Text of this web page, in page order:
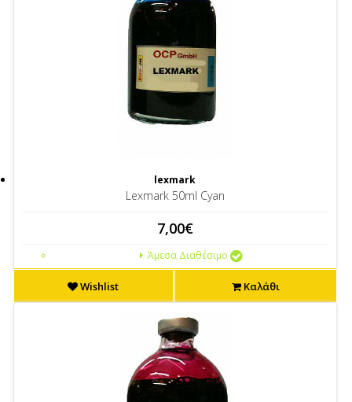
lexmark
Lexmark 50ml Cyan
7,00€
Άμεσα Διαθέσιμο
Wishlist Καλάθι